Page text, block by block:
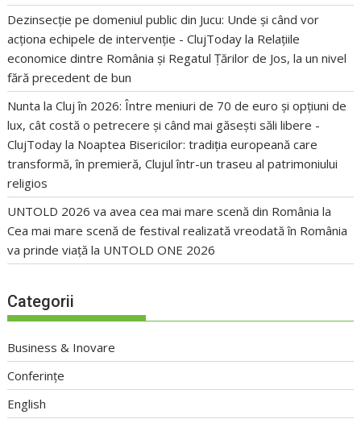
Dezinsecție pe domeniul public din Jucu: Unde și când vor
acționa echipele de intervenție - ClujToday la Relațiile
economice dintre România și Regatul Țărilor de Jos, la un nivel
fără precedent de bun
Nunta la Cluj în 2026: Între meniuri de 70 de euro și opțiuni de
lux, cât costă o petrecere și când mai găsești săli libere -
ClujToday la Noaptea Bisericilor: tradiția europeană care
transformă, în premieră, Clujul într-un traseu al patrimoniului
religios
UNTOLD 2026 va avea cea mai mare scenă din România la
Cea mai mare scenă de festival realizată vreodată în România
va prinde viață la UNTOLD ONE 2026
Categorii
Business & Inovare
Conferințe
English